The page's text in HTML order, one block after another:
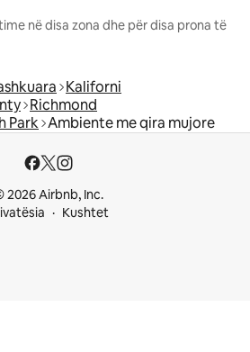
në disa zona dhe për disa prona të
Kaliforni
Richmond
Park Ambiente me qira mujore
2026 Airbnb, Inc.
Kushtet